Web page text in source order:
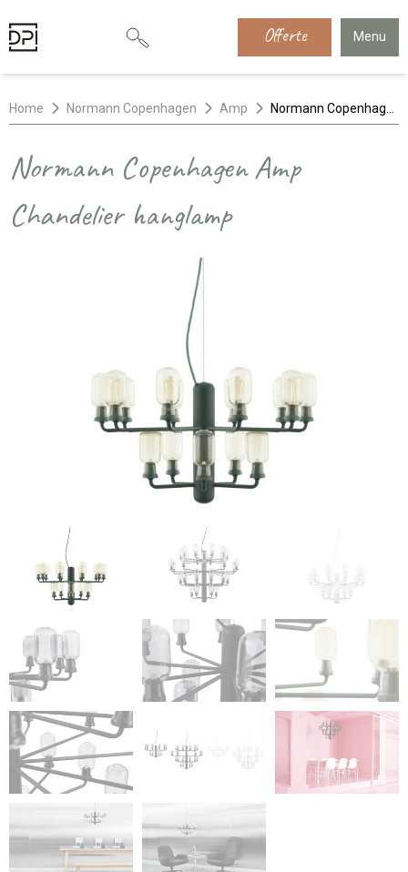
Offerte Menu
Home Normann Copenhagen Amp
Normann Copenhagen Amp
Chandelier hanglamp